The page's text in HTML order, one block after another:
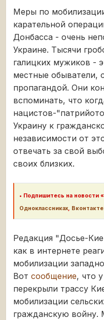
Меры по
карательной
Донбасса - очень
Украине. Тысячи
галицких мужиков -
местные обыватели,
пропагандой. Они
вспоминать, что
нацистов-
Украину к
независимости от
отвечать за свой
своих близких.
• Подпишитесь на новости
Одноклассниках, Вконтакте
Редакция "Досье-
как в интернете
мобилизации
Вот сообщение, что
перекрыли трассу
мобилизации
гражданскую войну.